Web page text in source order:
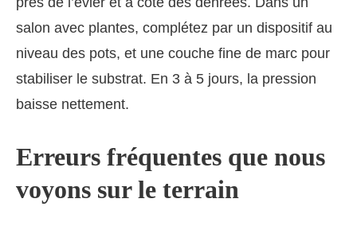
salon avec plantes, complétez par un dispositif au
niveau des pots, et une couche fine de marc pour
stabiliser le substrat. En 3 à 5 jours, la pression
baisse nettement.
Erreurs fréquentes que nous
voyons sur le terrain